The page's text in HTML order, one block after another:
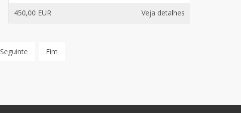
450,00 EUR Veja detalhes
Seguinte Fim